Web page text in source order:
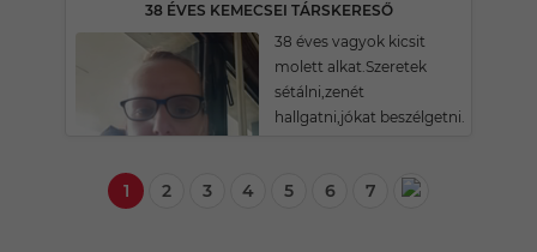
38 ÉVES KEMECSEI TÁRSKERESŐ
38 éves vagyok kicsit
molett alkat.Szeretek
sétálni,zenét
hallgatni,jókat beszélgetni.
1 2 3 4 5 6 7